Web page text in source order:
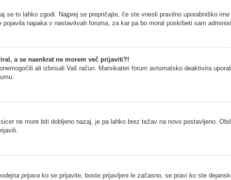
se to lahko zgodi. Najprej se prepričajte, če ste vnesli pravilno uporabniško
napaka v nastavitvah foruma, za kar pa bo moral poskrbeti sam
a se naenkrat ne morem več prijaviti?!
ali izbrisali Vaš račun. Marsikateri forum avtomatsko deaktivira
ne more biti dobljeno nazaj, je pa lahko brez težav na novo postavljeno.
prijava ko se prijavite, boste prijavljeni le začasno, se pravi ko ste